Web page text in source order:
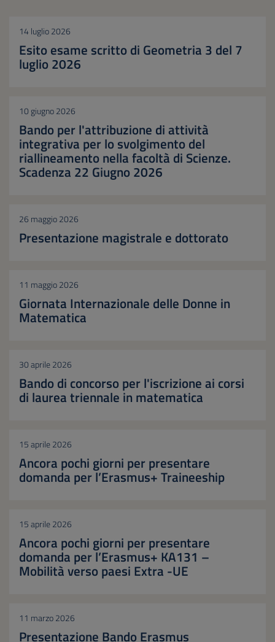
14 luglio 2026
Esito esame scritto di Geometria 3 del 7
luglio 2026
10 giugno 2026
Bando per l'attribuzione di attività
integrativa per lo svolgimento del
riallineamento nella facoltà di Scienze.
Scadenza 22 Giugno 2026
26 maggio 2026
Presentazione magistrale e dottorato
11 maggio 2026
Giornata Internazionale delle Donne in
Matematica
30 aprile 2026
Bando di concorso per l'iscrizione ai corsi
di laurea triennale in matematica
15 aprile 2026
Ancora pochi giorni per presentare
domanda per l’Erasmus+ Traineeship
15 aprile 2026
Ancora pochi giorni per presentare
domanda per l’Erasmus+ KA131 –
Mobilità verso paesi Extra -UE
11 marzo 2026
Presentazione Bando Erasmus